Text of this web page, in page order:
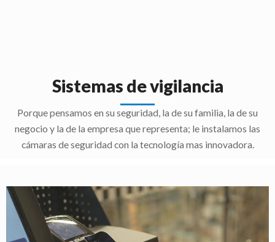
Sistemas de vigilancia
Porque pensamos en su seguridad, la de su familia, la de su
negocio y la de la empresa que representa; le instalamos las
cámaras de seguridad con la tecnología mas innovadora.